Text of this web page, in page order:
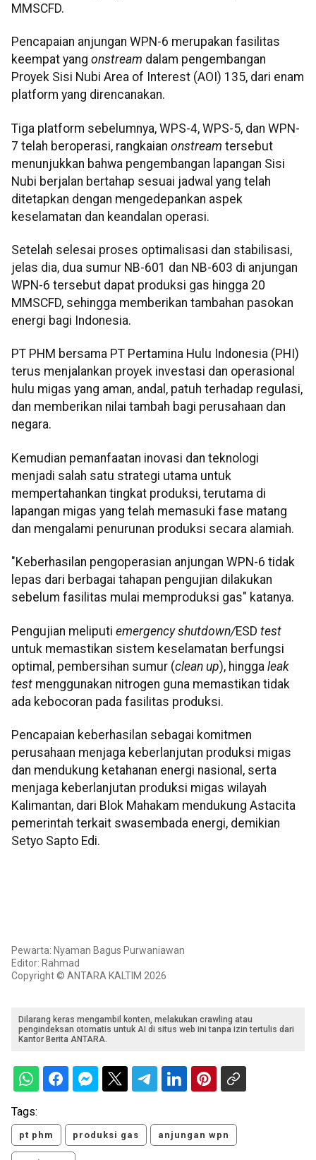
MMSCFD.
Pencapaian anjungan WPN-6 merupakan fasilitas
keempat yang onstream dalam pengembangan
Proyek Sisi Nubi Area of Interest (AOI) 135, dari enam
platform yang direncanakan.
Tiga platform sebelumnya, WPS-4, WPS-5, dan WPN-
7 telah beroperasi, rangkaian onstream tersebut
menunjukkan bahwa pengembangan lapangan Sisi
Nubi berjalan bertahap sesuai jadwal yang telah
ditetapkan dengan mengedepankan aspek
keselamatan dan keandalan operasi.
Setelah selesai proses optimalisasi dan stabilisasi,
jelas dia, dua sumur NB-601 dan NB-603 di anjungan
WPN-6 tersebut dapat produksi gas hingga 20
MMSCFD, sehingga memberikan tambahan pasokan
energi bagi Indonesia.
PT PHM bersama PT Pertamina Hulu Indonesia (PHI)
terus menjalankan proyek investasi dan operasional
hulu migas yang aman, andal, patuh terhadap regulasi,
dan memberikan nilai tambah bagi perusahaan dan
negara.
Kemudian pemanfaatan inovasi dan teknologi
menjadi salah satu strategi utama untuk
mempertahankan tingkat produksi, terutama di
lapangan migas yang telah memasuki fase matang
dan mengalami penurunan produksi secara alamiah.
"Keberhasilan pengoperasian anjungan WPN-6 tidak
lepas dari berbagai tahapan pengujian dilakukan
sebelum fasilitas mulai memproduksi gas" katanya.
Pengujian meliputi emergency shutdown/ESD test
untuk memastikan sistem keselamatan berfungsi
optimal, pembersihan sumur (clean up), hingga leak
test menggunakan nitrogen guna memastikan tidak
ada kebocoran pada fasilitas produksi.
Pencapaian keberhasilan sebagai komitmen
perusahaan menjaga keberlanjutan produksi migas
dan mendukung ketahanan energi nasional, serta
menjaga keberlanjutan produksi migas wilayah
Kalimantan, dari Blok Mahakam mendukung Astacita
pemerintah terkait swasembada energi, demikian
Setyo Sapto Edi.
Pewarta: Nyaman Bagus Purwaniawan
Editor: Rahmad
Copyright © ANTARA KALTIM 2026
Dilarang keras mengambil konten, melakukan crawling atau
pengindeksan otomatis untuk AI di situs web ini tanpa izin tertulis dari
Kantor Berita ANTARA.
Tags:
pt phm produksi gas anjungan wpn